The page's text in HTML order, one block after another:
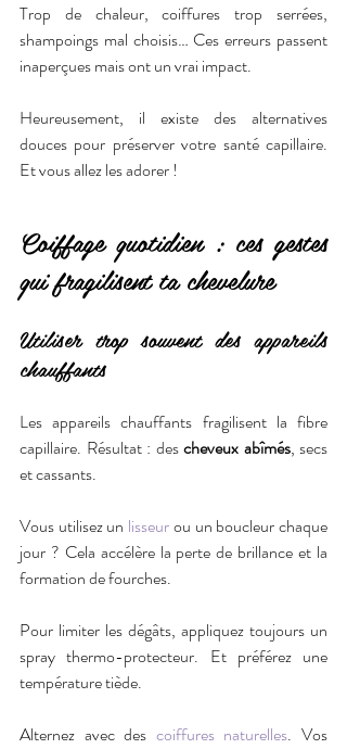
Trop de chaleur, coiffures trop serrées,
shampoings mal choisis… Ces erreurs passent
inaperçues mais ont un vrai impact.
Heureusement, il existe des alternatives
douces pour préserver votre santé capillaire.
Et vous allez les adorer !
Coiffage quotidien : ces gestes
qui fragilisent ta chevelure
Utiliser trop souvent des appareils
chauffants
Les appareils chauffants fragilisent la fibre
capillaire. Résultat : des cheveux abîmés, secs
et cassants.
Vous utilisez un lisseur ou un boucleur chaque
jour ? Cela accélère la perte de brillance et la
formation de fourches.
Pour limiter les dégâts, appliquez toujours un
spray thermo-protecteur. Et préférez une
température tiède.
Alternez avec des coiffures naturelles. Vos